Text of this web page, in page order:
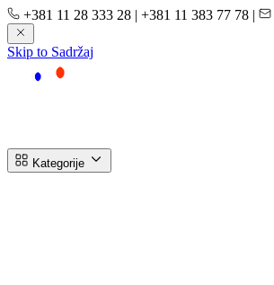
+381 11 28 333 28 | +381 11 383 77 78 |
Skip to Sadržaj
Kategorije